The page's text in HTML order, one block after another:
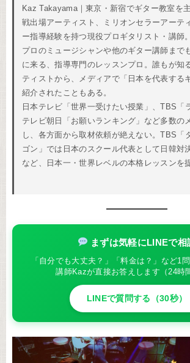
Kaz Takayama｜東京・新宿でギター教室を
戦出場アーティスト、ミリオンセラーアーテ
ー指導経験を持つ現役プロギタリスト・講師。
プロのミュージシャンや他のギター講師まで
に来る、指導専門のレッスンプロ。誰もが知
ティストから、メディアで「日本を代表する
紹介されたこともある。
日本テレビ「世界一受けたい授業」、TBS「
テレビ朝日「お願いランキング」など多数の
し、各方面から取材依頼が絶えない。TBS「
ゴン」では日本のスクール代表として日韓対
など、日本一・世界レベルの本格レッスンを
まずは気軽にLINEで相
「自分でも大丈夫？」「料金は？」など1
講師Kazが直接お答えします（24時
LINEで質問する（30秒）